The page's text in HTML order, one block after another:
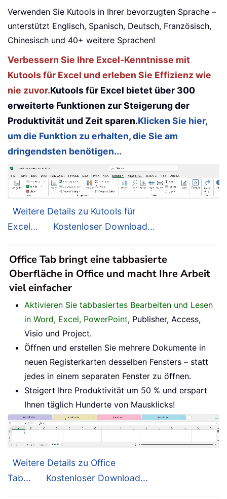
Verwenden Sie Kutools in Ihrer bevorzugten Sprache –
unterstützt Englisch, Spanisch, Deutsch, Französisch,
Chinesisch und 40+ weitere Sprachen!
Verbessern Sie Ihre Excel-Kenntnisse mit
Kutools für Excel und erleben Sie Effizienz wie
nie zuvor.Kutools für Excel bietet über 300
erweiterte Funktionen zur Steigerung der
Produktivität und Zeit sparen.Klicken Sie hier,
um die Funktion zu erhalten, die Sie am
dringendsten benötigen...
Weitere Details zu Kutools für
Excel...
Kostenloser Download...
Office Tab bringt eine tabbasierte
Oberfläche in Office und macht Ihre Arbeit
viel einfacher
Aktivieren Sie tabbasiertes Bearbeiten und Lesen
in Word, Excel, PowerPoint, Publisher, Access,
Visio und Project.
Öffnen und erstellen Sie mehrere Dokumente in
neuen Registerkarten desselben Fensters – statt
jedes in einem separaten Fenster zu öffnen.
Steigert Ihre Produktivität um 50 % und erspart
Ihnen täglich Hunderte von Mausklicks!
Weitere Details zu Office
Tab...
Kostenloser Download...